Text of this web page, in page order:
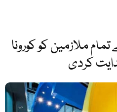
ملازمین کو کورونا
کردی